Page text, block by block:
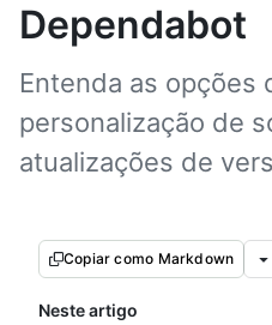
Dependabot
Entenda as opções
personalização de
atualizações de
Copiar como Markdown
Neste artigo